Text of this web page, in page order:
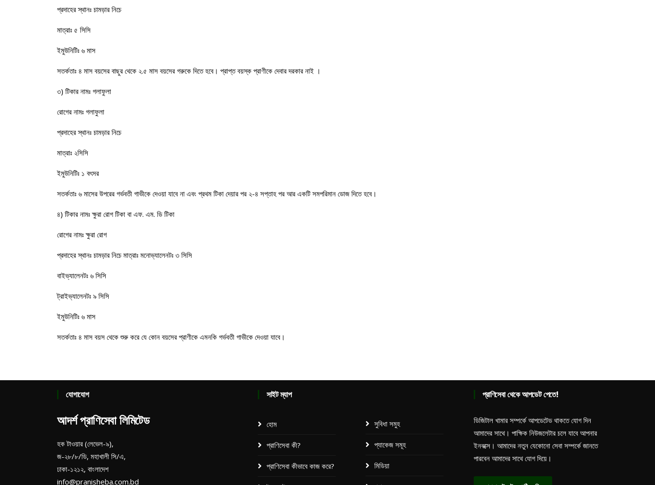
প্রদাহের স্থানঃ চামড়ার নিচে
মাত্রাঃ ৫ সিসি
ইমুউনিটিঃ ৬ মাস
সতর্কতাঃ ৪ মাস বয়সের বাছুর থেকে ২.৫ মাস বয়সের গরুকে দিতে হবে। প্রাপ্ত বয়স্ক প্রাণীকে দেবার দরকার নাই ।
৩) টিকার নামঃ গলাফুলা
রোগের নামঃ গলাফুলা
প্রদাহের স্থানঃ চামড়ার নিচে
মাত্রাঃ ২সিসি
ইমুউনিটিঃ ১ বৎসর
সতর্কতাঃ ৬ মাসের উপরের গর্ভবতী গাভীকে দেওয়া যাবে না এবং প্রথম টিকা দেয়ার পর ২-৪ সপ্তাহ পর আর একটি সমপরিমান ডোজ দিতে হবে।
৪) টিকার নামঃ ক্ষুরা রোগ টিকা বা এফ. এম. ডি টিকা
রোগের নামঃ ক্ষুরা রোগ
প্রদাহের স্থানঃ চামড়ার নিচে মাত্রাঃ মনোভ্যালেনটঃ ৩ সিসি
বাইভ্যালেনটঃ ৬ সিসি
ট্রাইভ্যালেনটঃ ৯ সিসি
ইমুউনিটিঃ ৬ মাস
সতর্কতাঃ ৪ মাস বয়স থেকে শুরু করে যে কোন বয়সের প্রাণীকে এমনকি গর্ভবতী গাভীকে দেওয়া যাবে।
যোগাযোগ
আদর্শ প্রাণিসেবা লিমিটেড
হক টাওয়ার (লেভেল-৯),
জ-২৮/৮/ডি, মহাখালী সি/এ,
ঢাকা-১২১২, বাংলাদেশ
info@pranisheba.com.bd
সাইট ম্যাপ
হোম
প্রাণিসেবা কী?
প্রাণিসেবা কীভাবে কাজ করে?
সুবিধা সমুহ
প্যাকেজ সমূহ​
মিডিয়া
প্রাণিসেবা থেকে আপডেট পেতে!
ডিজিটাল খামার সম্পর্কে আপডেটেড থাকতে যোগ দিন
আমাদের সাথে। পাক্ষিক নিউজলেটার চলে যাবে আপনার
ইনবক্সে। আমাদের নতুন যেকোনো সেবা সম্পর্কে জানতে
পারবেন আমাদের সাথে যোগ দিয়ে।